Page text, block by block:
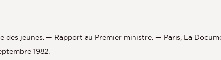
jeunes. — Rapport au Premier ministre. — Paris, La
1982.